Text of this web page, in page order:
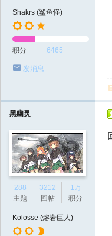
Shakrs (鲨鱼怪)
积分 6465
发消息
黑幽灵
288
主题
3212
回帖
1万
积分
Kolosse (熔岩巨人)